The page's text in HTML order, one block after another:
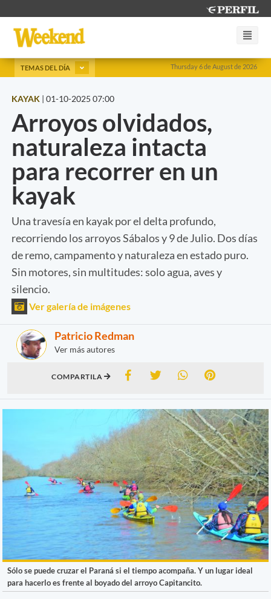
Thursday 6 de August de 2026
TEMAS DEL DÍA
KAYAK | 01-10-2025 07:00
Arroyos olvidados,
naturaleza intacta
para recorrer en un
kayak
Una travesía en kayak por el delta profundo,
recorriendo los arroyos Sábalos y 9 de Julio. Dos días
de remo, campamento y naturaleza en estado puro.
Sin motores, sin multitudes: solo agua, aves y
silencio.
Ver galería de imágenes
Patricio Redman
Ver más autores
COMPARTILA
Sólo se puede cruzar el Paraná si el tiempo acompaña. Y un lugar ideal
para hacerlo es frente al boyado del arroyo Capitancito.